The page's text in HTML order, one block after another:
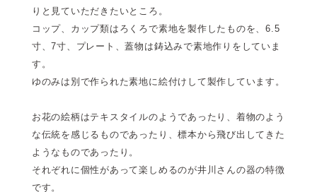
りと見ていただきたいところ。
コップ、カップ類はろくろで素地を製作したものを、6.5
寸、7寸、プレート、蓋物は鋳込みで素地作りをしていま
す。
ゆのみは別で作られた素地に絵付けして製作しています。
お花の絵柄はテキスタイルのようであったり、着物のよう
な伝統を感じるものであったり、標本から飛び出してきた
ようなものであったり。
それぞれに個性があって楽しめるのが井川さんの器の特徴
です。